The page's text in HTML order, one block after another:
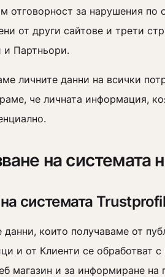
отговорност за нарушения по
от други сайтове и трети
и Партньори.
личните данни на всички
че личната информация,
на системата
системата
данни, които получаваме от
и от Клиенти се обработват
магазин и за информиране на